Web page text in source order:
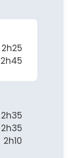
2h25
2h45
2h35
2h35
2h10